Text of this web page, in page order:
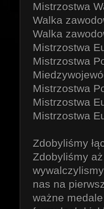
Mistrzostwa
Walka
Walka
Mistrzostwa
Mistrzostwa
Mistrzostwa
Mistrzostwa
Mistrzostwa
Zdobyliśmy
Zdobyliśmy
nas na
ważne